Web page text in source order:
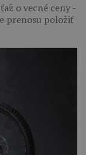
o vecné ceny -
prenosu položiť